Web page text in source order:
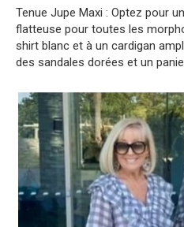
Tenue Jupe Maxi : Optez pour
flatteuse pour toutes les
shirt blanc et à un cardigan
des sandales dorées et un